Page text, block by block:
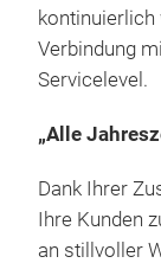
Verbindung
Servicelevel.
„Alle
Dank Ihrer
Ihre Kunden
an stillvoller